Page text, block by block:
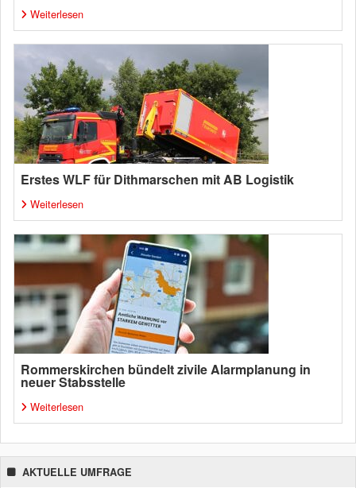
Weiterlesen
Erstes WLF für Dithmarschen mit AB Logistik
Weiterlesen
Rommerskirchen bündelt zivile Alarmplanung in
neuer Stabsstelle
Weiterlesen
AKTUELLE UMFRAGE